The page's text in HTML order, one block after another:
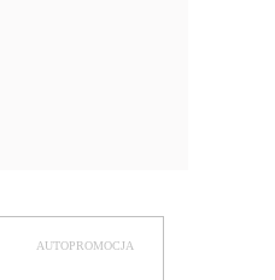
AUTOPROMOCJA